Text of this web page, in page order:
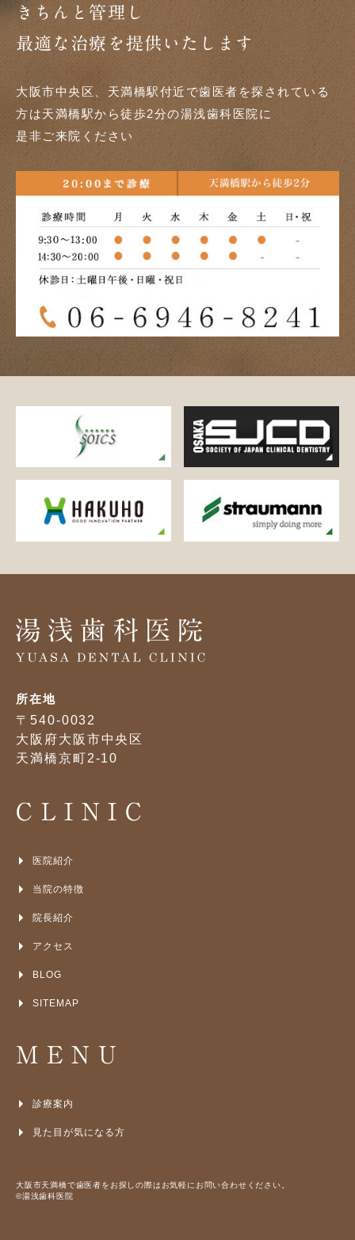
きちんと管理し
最適な治療を提供いたします
大阪市中央区、天満橋駅付近で歯医者を探されている
方は天満橋駅から徒歩2分の湯浅歯科医院に
是非ご来院ください
所在地
〒540-0032
大阪府大阪市中央区
天満橋京町2-10
CLINIC
医院紹介
当院の特徴
院長紹介
アクセス
BLOG
SITEMAP
MENU
診療案内
見た目が気になる方
大阪市天満橋で歯医者をお探しの際はお気軽にお問い合わせください。
©湯浅歯科医院